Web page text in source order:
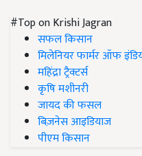
#Top on Krishi Jagran
सफल किसान
मिलेनियर फार्मर ऑफ
महिंद्रा ट्रैक्टर्स
कृषि मशीनरी
जायद की फसल
बिज़नेस आइडियाज
पीएम किसान